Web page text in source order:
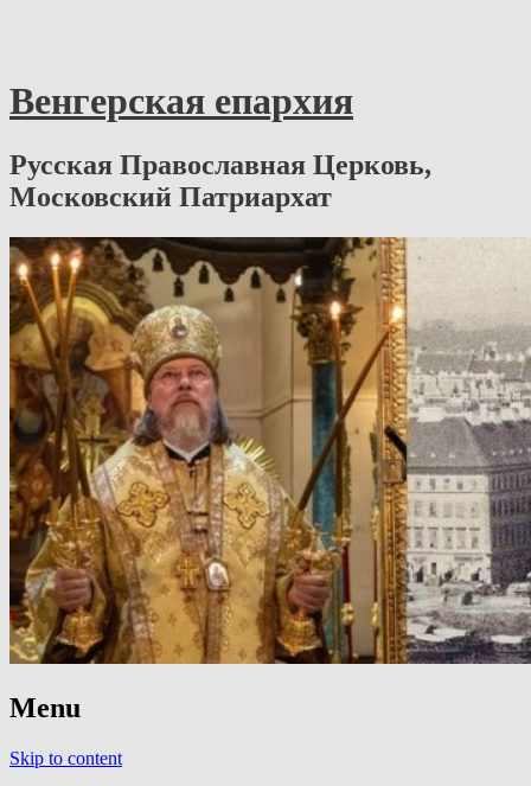
Венгерская епархия
Русская Православная Церковь,
Московский Патриархат
Menu
Skip to content